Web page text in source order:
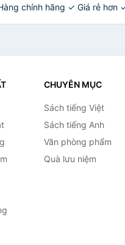
chính hãng ✓ Giá rẻ hơn
CHUYÊN MỤC
Sách tiếng Việt
Sách tiếng Anh
Văn phòng phẩm
Quà lưu niệm